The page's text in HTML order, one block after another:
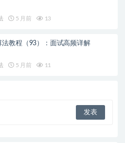
5 月前 13
法教程（93）：面试高频详解
5 月前 11